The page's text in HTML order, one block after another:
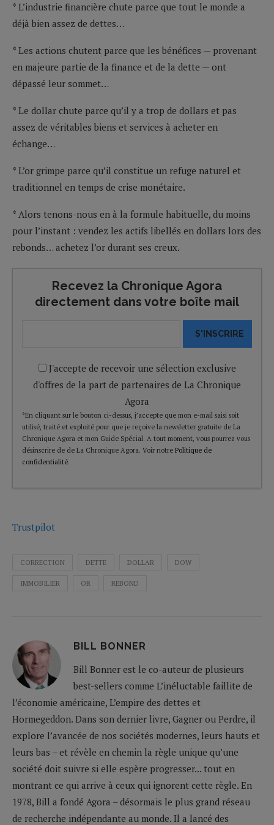
* L’industrie financière chute parce que tout le monde a
déjà bien assez de dettes…
* Les actions chutent parce que les bénéfices — provenant
en majeure partie de la finance et de la dette — ont
dépassé leur sommet…
* Le dollar chute parce qu’il y a trop de dollars et pas
assez de véritables biens et services à acheter en
échange…
* L’or grimpe parce qu’il constitue un refuge naturel et
traditionnel en temps de crise monétaire.
* Alors tenons-nous en à la formule habituelle, du moins
pour l’instant : vendez les actifs libellés en dollars lors des
rebonds… achetez l’or durant ses creux.
Recevez la Chronique Agora
directement dans votre boîte mail
S'INSCRIRE
J'accepte de recevoir une sélection exclusive
d'offres de la part de partenaires de La Chronique
Agora
*En cliquant sur le bouton ci-dessus, j’accepte que mon e-mail saisi soit
utilisé, traité et exploité pour que je reçoive la newsletter gratuite de La
Chronique Agora et mon Guide Spécial. A tout moment, vous pourrez vous
désinscrire de de La Chronique Agora. Voir notre Politique de
confidentialité.
Trustpilot
CORRECTION DETTE DOLLAR DOW
IMMOBILIER OR REBOND
BILL BONNER
Bill Bonner est le co-auteur de plusieurs
best-sellers comme L’inéluctable faillite de
l’économie américaine, L’empire des dettes et
Hormegeddon. Dans son dernier livre, Gagner ou Perdre, il
explore l’avancée de nos sociétés modernes, leurs hauts et
leurs bas – et révèle en chemin la règle unique qu’une
société doit suivre si elle espère progresser... tout en
montrant ce qui arrive à ceux qui ignorent cette règle. En
1978, Bill a fondé Agora – désormais le plus grand réseau
de recherche indépendante au monde. Il a lancé des